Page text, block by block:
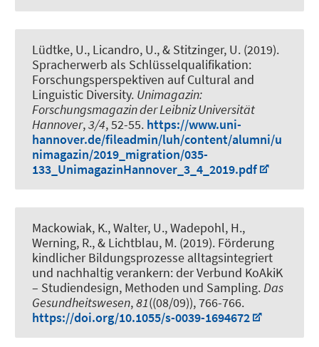
Lüdtke, U., Licandro, U., & Stitzinger, U. (2019).
Spracherwerb als Schlüsselqualifikation:
Forschungsperspektiven auf Cultural and
Linguistic Diversity. Unimagazin:
Forschungsmagazin der Leibniz Universität
Hannover,3/4, 52-55. https://www.uni-
hannover.de/fileadmin/luh/content/alumni/u
nimagazin/2019_migration/035-
133_UnimagazinHannover_3_4_2019.pdf
Mackowiak, K., Walter, U., Wadepohl, H.,
Werning, R., & Lichtblau, M. (2019). Förderung
kindlicher Bildungsprozesse alltagsintegriert
und nachhaltig verankern: der Verbund KoAkiK
– Studiendesign, Methoden und Sampling.Das
Gesundheitswesen,81((08/09)), 766-766.
https://doi.org/10.1055/s-0039-1694672